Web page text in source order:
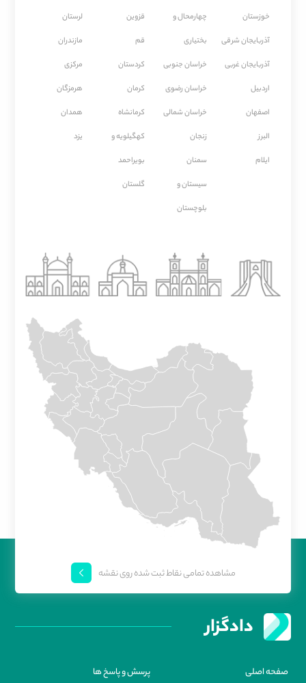
خوزستان
آذربایجان شرقی
آذربایجان غربی
اردبیل
اصفهان
البرز
ایلام
چهارمحال و
بختیاری
خراسان جنوبی
خراسان رضوی
خراسان شمالی
زنجان
سمنان
سیستان و
بلوچستان
قزوین
قم
كردستان
كرمان
كرمانشاه
کهگیلویه و
بویراحمد
گلستان
لرستان
مازندران
مركزی
هرمزگان
همدان
یزد
مشاهده تمامی نقاط ثبت شده روی نقشه
دادگزار
صفحه اصلی پرسش و پاسخ ها